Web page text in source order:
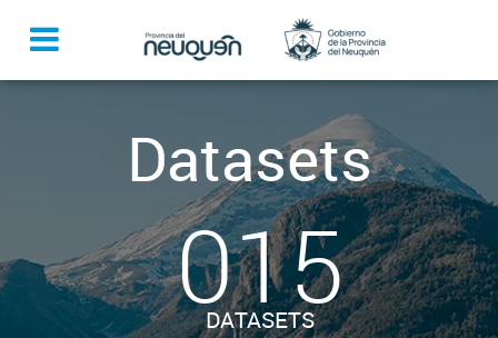
Datasets
015
DATASETS